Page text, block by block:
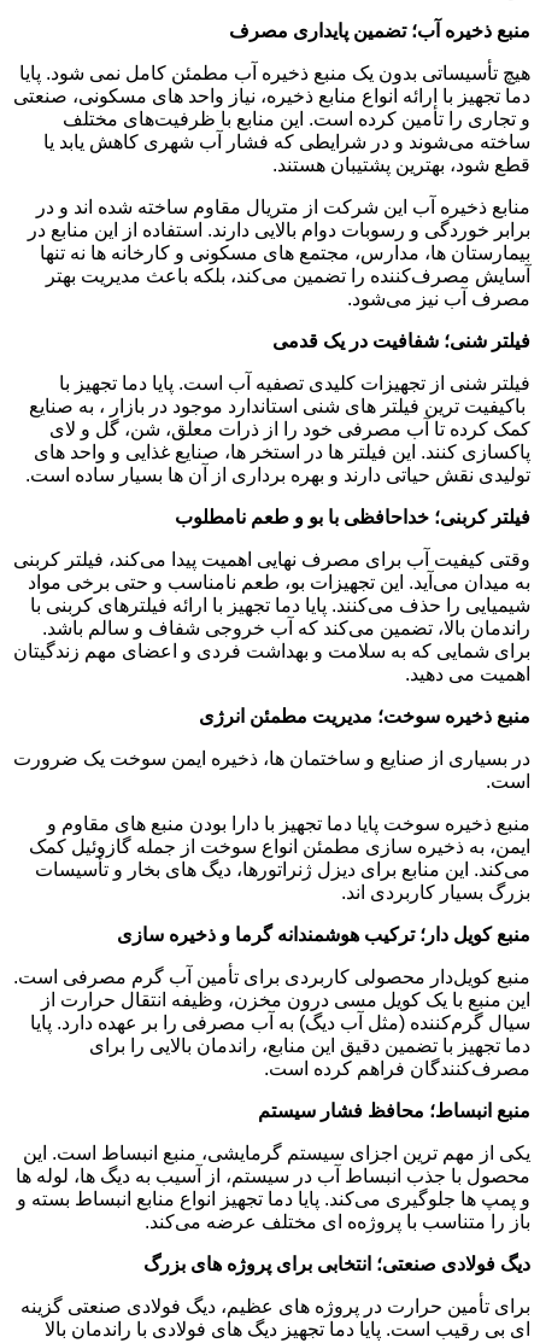
منبع ذخیره آب؛ تضمین پایداری مصرف
هیچ تأسیساتی بدون یک منبع ذخیره آب مطمئن کامل نمی ‌شود. پایا
دما تجهیز با ارائه انواع منابع ذخیره، نیاز واحد های مسکونی، صنعتی
و تجاری را تأمین کرده است. این منابع با ظرفیت‌های مختلف
ساخته می‌شوند و در شرایطی که فشار آب شهری کاهش یابد یا
قطع شود، بهترین پشتیبان هستند.
منابع ذخیره آب این شرکت از متریال مقاوم ساخته شده‌ اند و در
برابر خوردگی و رسوبات دوام بالایی دارند. استفاده از این منابع در
بیمارستان ‌ها، مدارس، مجتمع‌ های مسکونی و کارخانه ‌ها نه‌ تنها
آسایش مصرف‌کننده را تضمین می‌کند، بلکه باعث مدیریت بهتر
مصرف آب نیز می‌شود.
فیلتر شنی؛ شفافیت در یک قدمی
فیلتر شنی از تجهیزات کلیدی تصفیه آب است. پایا دما تجهیز با
باکیفیت ترین فیلتر های شنی استاندارد موجود در بازار ، به صنایع
کمک کرده تا آب مصرفی خود را از ذرات معلق، شن، گل و لای
پاکسازی کنند. این فیلتر ها در استخر ها، صنایع غذایی و واحد های
تولیدی نقش حیاتی دارند و بهره ‌برداری از آن ‌ها بسیار ساده است.
فیلتر کربنی؛ خداحافظی با بو و طعم نامطلوب
وقتی کیفیت آب برای مصرف نهایی اهمیت پیدا می‌کند، فیلتر کربنی
به میدان می‌آید. این تجهیزات بو، طعم نامناسب و حتی برخی مواد
شیمیایی را حذف می‌کنند. پایا دما تجهیز با ارائه فیلترهای کربنی با
راندمان بالا، تضمین می‌کند که آب خروجی شفاف و سالم باشد.
برای شمایی که به سلامت و بهداشت فردی و اعضای مهم زندگیتان
اهمیت می دهید.
منبع ذخیره سوخت؛ مدیریت مطمئن انرژی
در بسیاری از صنایع و ساختمان ‌ها، ذخیره ایمن سوخت یک ضرورت
است.
منبع ذخیره سوخت پایا دما تجهیز با دارا بودن منبع های مقاوم و
ایمن، به ذخیره‌ سازی مطمئن انواع سوخت از جمله گازوئیل کمک
می‌کند. این منابع برای دیزل ژنراتورها، دیگ ‌های بخار و تأسیسات
بزرگ بسیار کاربردی‌ اند.
منبع کویل ‌دار؛ ترکیب هوشمندانه گرما و ذخیره‌ سازی
منبع کویل‌دار محصولی کاربردی برای تأمین آب گرم مصرفی است.
این منبع با یک کویل مسی درون مخزن، وظیفه انتقال حرارت از
سیال گرم‌کننده (مثل آب دیگ) به آب مصرفی را بر عهده دارد. پایا
دما تجهیز با تضمین دقیق این منابع، راندمان بالایی را برای
مصرف‌کنندگان فراهم کرده است.
منبع انبساط؛ محافظ فشار سیستم
یکی از مهم ‌ترین اجزای سیستم گرمایشی، منبع انبساط است. این
محصول با جذب انبساط آب در سیستم، از آسیب به دیگ ‌ها، لوله ‌ها
و پمپ ‌ها جلوگیری می‌کند. پایا دما تجهیز انواع منابع انبساط بسته و
باز را متناسب با پروژه‌ه ای مختلف عرضه می‌کند.
دیگ فولادی صنعتی؛ انتخابی برای پروژه‌ های بزرگ
برای تأمین حرارت در پروژه ‌های عظیم، دیگ فولادی صنعتی گزینه
‌ای بی ‌رقیب است. پایا دما تجهیز دیگ‌ های فولادی با راندمان بالا